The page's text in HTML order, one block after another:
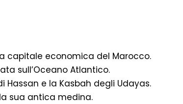
capitale economica del Marocco.
sull’Oceano Atlantico.
Hassan e la Kasbah degli Udayas.
sua antica medina.